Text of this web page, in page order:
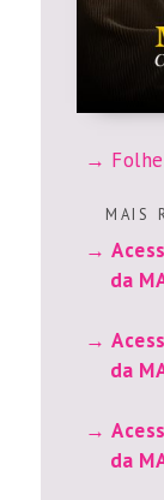
M A I S R
da
da
da